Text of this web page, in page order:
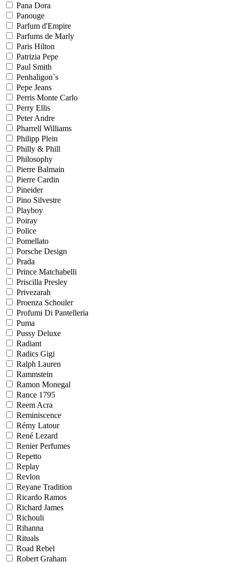
Pana Dora
Panouge
Parfum d'Empire
Parfums de Marly
Paris Hilton
Patrizia Pepe
Paul Smith
Penhaligon`s
Pepe Jeans
Perris Monte Carlo
Perry Ellis
Peter Andre
Pharrell Williams
Philipp Plein
Philly & Phill
Philosophy
Pierre Balmain
Pierre Cardin
Pineider
Pino Silvestre
Playboy
Poiray
Police
Pomellato
Porsche Design
Prada
Prince Matchabelli
Priscilla Presley
Privezarah
Proenza Schouler
Profumi Di Pantelleria
Puma
Pussy Deluxe
Radiant
Radics Gigi
Ralph Lauren
Rammstein
Ramon Monegal
Rance 1795
Reem Acra
Reminiscence
Rémy Latour
René Lezard
Renier Perfumes
Repetto
Replay
Revlon
Reyane Tradition
Ricardo Ramos
Richard James
Richouli
Rihanna
Rituals
Road Rebel
Robert Graham